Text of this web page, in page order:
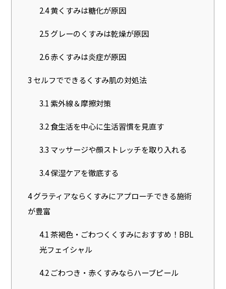
2.4黄くすみは糖化が原因
2.5 グレーのくすみは乾燥が原因
2.6赤くすみは炎症が原因
3 セルフでできるくすみ肌の対処法
3.1紫外線＆摩擦対策
3.2食生活を中心に生活習慣を見直す
3.3 マッサージや顔ストレッチを取り入れる
3.4保湿ケアを徹底する
4グラティアならくすみにアプローチできる施術
が豊富
4.1茶褐色・ごわつくくすみにおすすめ！BBL
光フェイシャル
4.2 ごわつき・赤くすみならハーブピール